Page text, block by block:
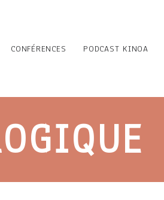
CONFÉRENCES PODCAST KINOA